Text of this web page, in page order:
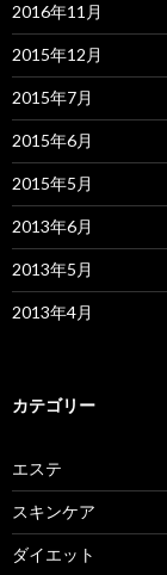
2016年11月
2015年12月
2015年7月
2015年6月
2015年5月
2013年6月
2013年5月
2013年4月
カテゴリー
エステ
スキンケア
ダイエット